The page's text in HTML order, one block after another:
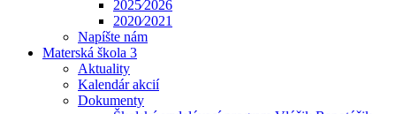
2025⁄2026
2020⁄2021
Napíšte nám
Materská škola 3
Aktuality
Kalendár akcií
Dokumenty